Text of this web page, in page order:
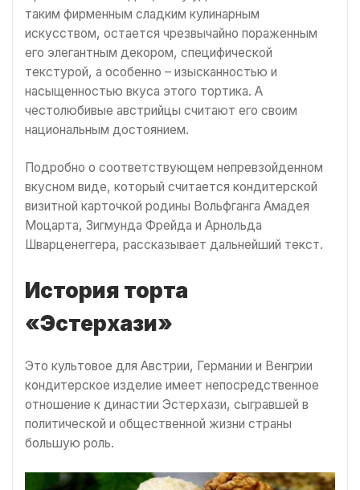
таким фирменным сладким кулинарным
искусством, остается чрезвычайно пораженным
его элегантным декором, специфической
текстурой, а особенно – изысканностью и
насыщенностью вкуса этого тортика. А
честолюбивые австрийцы считают его своим
национальным достоянием.
Подробно о соответствующем непревзойденном
вкусном виде, который считается кондитерской
визитной карточкой родины Вольфганга Амадея
Моцарта, Зигмунда Фрейда и Арнольда
Шварценеггера, рассказывает дальнейший текст.
История торта
«Эстерхази»
Это культовое для Австрии, Германии и Венгрии
кондитерское изделие имеет непосредственное
отношение к династии Эстерхази, сыгравшей в
политической и общественной жизни страны
большую роль.